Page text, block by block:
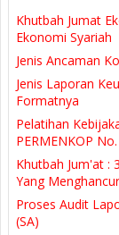
Khutbah Jumat
Ekonomi Syariah
Jenis Ancaman
Jenis Laporan
Formatnya
Pelatihan
PERMENKOP
Khutbah Jum'at :
Yang
Proses Audit
(SA)